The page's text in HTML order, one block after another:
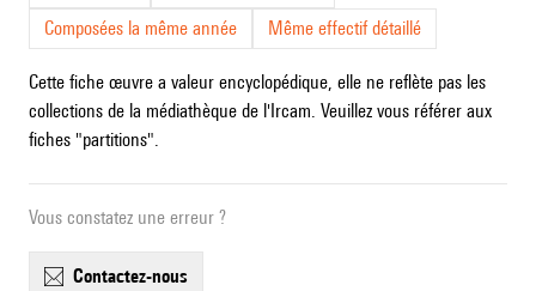
Composées la même année
Même effectif détaillé
Cette fiche œuvre a valeur encyclopédique, elle ne reflète pas les
collections de la médiathèque de l'Ircam. Veuillez vous référer aux
fiches "partitions".
Vous constatez une erreur ?
contactez-nous